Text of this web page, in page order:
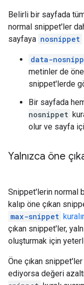
Belirli bir sayfada
normal snippet'ler
sayfaya nosnippet
data-
metinler de
snippet'lerde
Bir sayfada
nosnippet
olur ve sayfa
Yalnızca öne
Snippet'lerin normal
kalıp öne çıkan
max-snippet
çıkan snippet'ler,
oluşturmak için
Öne çıkan
ediyorsa değeri